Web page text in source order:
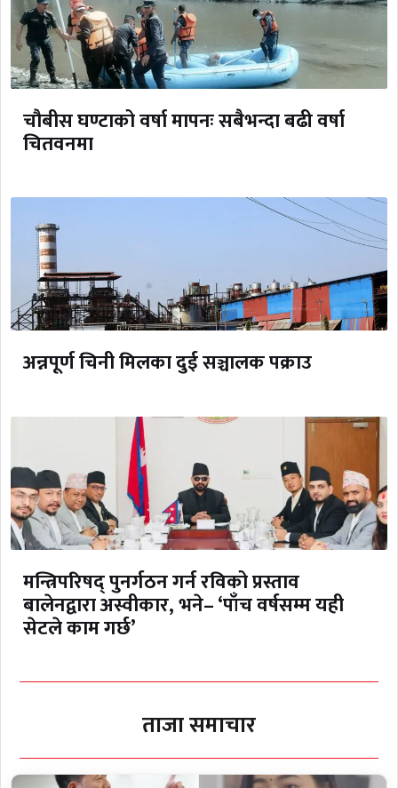
चौबीस घण्टाको वर्षा मापनः सबैभन्दा बढी वर्षा
चितवनमा
अन्नपूर्ण चिनी मिलका दुई सञ्चालक पक्राउ
मन्त्रिपरिषद् पुनर्गठन गर्न रविको प्रस्ताव
बालेनद्वारा अस्वीकार, भने– ‘पाँच वर्षसम्म यही
सेटले काम गर्छ’
ताजा समाचार